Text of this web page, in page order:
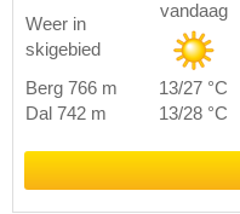
Weer in
skigebied
vandaag
Berg 766 m 13/27 °C
Dal 742 m
13/28 °C